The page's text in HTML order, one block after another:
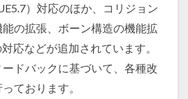
）対応のほか、コリジョン
の拡張、ボーン構造の機能拡
応などが追加されています。
ドバックに基づいて、各種改
ております。